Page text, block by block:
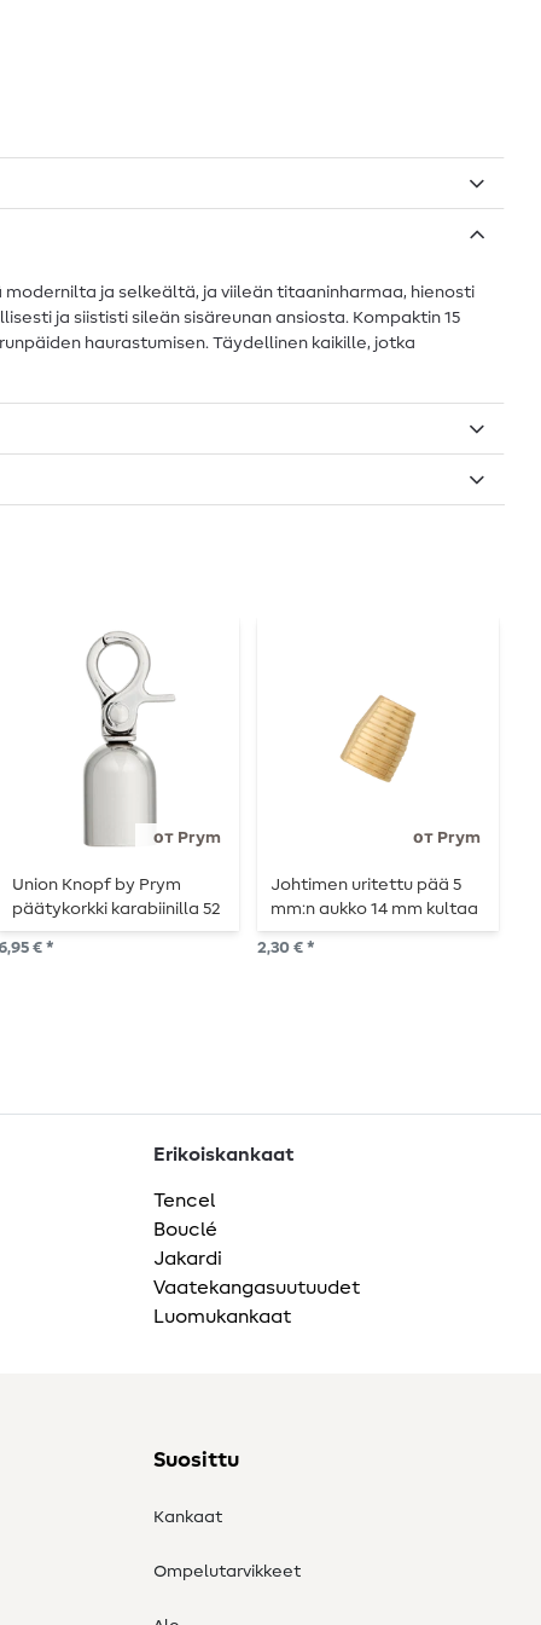
ja selkeältä, ja viileän titaaninharmaa, hienosti
ja siististi sileän sisäreunan ansiosta. Kompaktin 15
haurastumisen. Täydellinen kaikille, jotka
от Prym
Union Knopf by Prym
päätykorkki karabiinilla 52
mm hopea
€ *
от Prym
Johtimen uritettu pää 5
mm:n aukko 14 mm kultaa
2,30 € *
Erikoiskankaat
Tencel
Bouclé
Jakardi
Vaatekangasuutuudet
Luomukankaat
Suosittu
Kankaat
Ompelutarvikkeet